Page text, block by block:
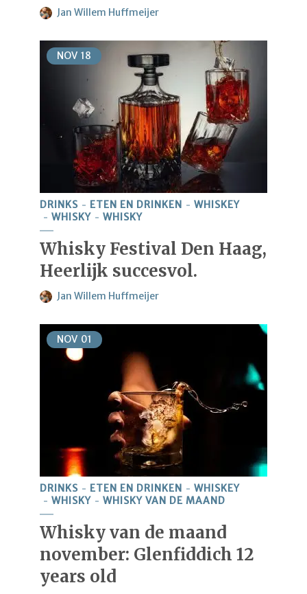
Jan Willem Huffmeijer
NOV 18
DRINKS ETEN EN DRINKEN
WHISKEY
WHISKY
WHISKY
Whisky Festival Den Haag,
Heerlijk succesvol.
Jan Willem Huffmeijer
NOV 01
DRINKS ETEN EN DRINKEN
WHISKEY
WHISKY
WHISKY VAN DE MAAND
Whisky van de maand
november: Glenfiddich 12
years old